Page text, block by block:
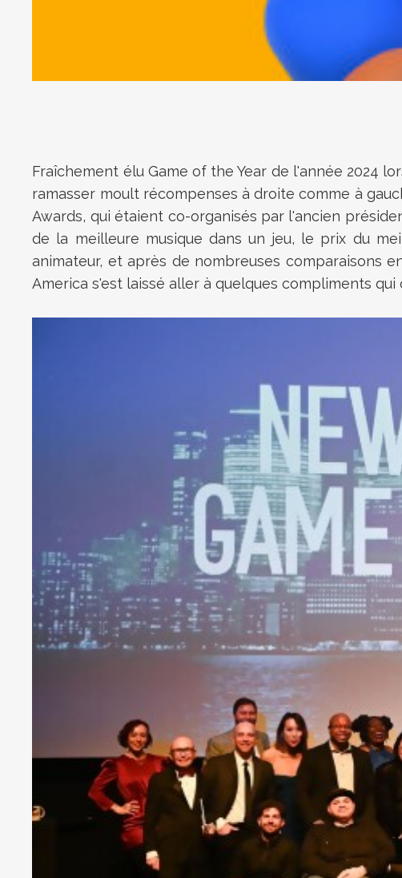
Fraîchement élu Game of the Year de l'année 2024
ramasser moult récompenses à droite comme à
Awards, qui étaient co-organisés par l'ancien
de la meilleure musique dans un jeu, le prix du
animateur, et après de nombreuses comparaisons
America s'est laissé aller à quelques compliments